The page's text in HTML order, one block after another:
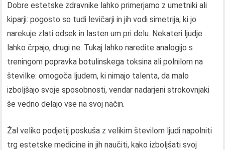
Dobre estetske zdravnike lahko primerjamo z umetniki ali
kiparji: pogosto so tudi levičarji in jih vodi simetrija, ki jo
narekuje zlati odsek in lasten um pri delu. Nekateri ljudje
lahko črpajo, drugi ne. Tukaj lahko naredite analogijo s
treningom popravka botulinskega toksina ali polnilom na
številke: omogoča ljudem, ki nimajo talenta, da malo
izboljšajo svoje sposobnosti, vendar nadarjeni strokovnjaki
še vedno delajo vse na svoj način.
Žal veliko podjetij poskuša z velikim številom ljudi napolniti
trg estetske medicine in jih naučiti, kako izboljšati svoj